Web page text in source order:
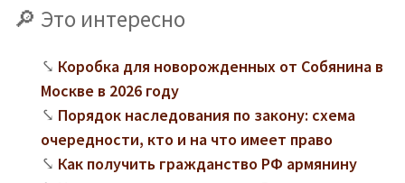
Это интересно
Коробка для новорожденных от Собянина в
Москве в 2026 году
Порядок наследования по закону: схема
очередности, кто и на что имеет право
Как получить гражданство РФ армянину